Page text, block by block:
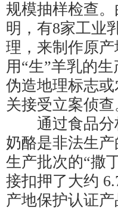
规模抽样检查
明，有8家工业
理，来制作原
用“生”羊乳的
伪造地理标志
关接受立案侦查
通过食品分
奶酪是非法生
生产批次的“撒
接扣押了大约
产地保护认证